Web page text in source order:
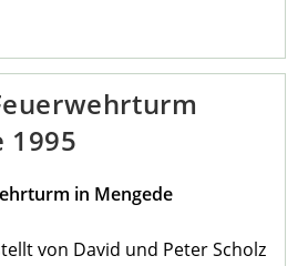
1995
in Mengede
von David und Peter Scholz